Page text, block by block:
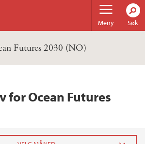
Meny Søk
Futures 2030 (NO)
for Ocean Futures